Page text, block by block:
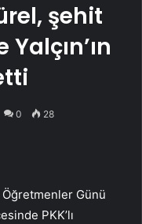
şehit
0 28
Öğretmenler Günü
PKK’lı